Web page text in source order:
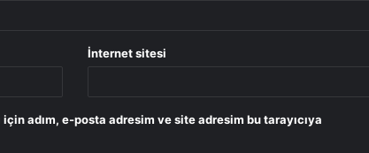
İnternet sitesi
adım, e-posta adresim ve site adresim bu tarayıcıya